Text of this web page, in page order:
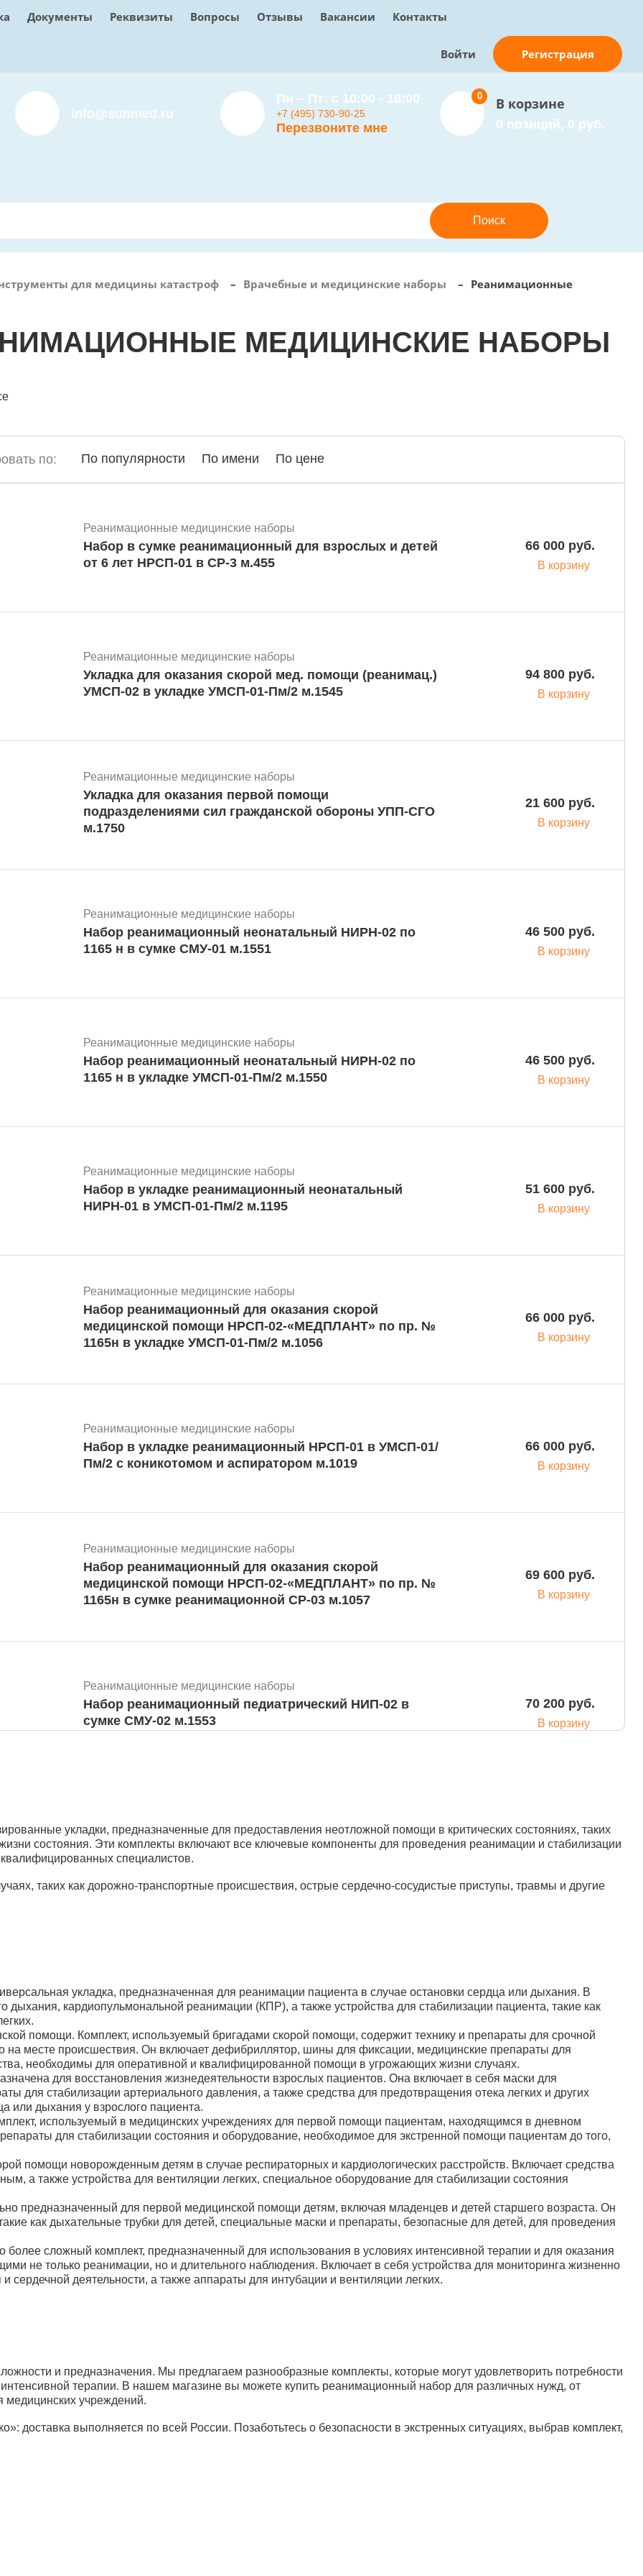
Документы Реквизиты Вопросы Отзывы Вакансии Контакты
Войти Регистрация
info@sunmed.ru
Пн – Пт: с 10:00 - 18:00
+7 (495) 730-90-25
Перезвоните мне
В корзине
0 позиций, 0 руб.
0
для медицины катастроф – Врачебные и медицинские наборы – Реанимационные
МЕДИЦИНСКИЕ НАБОРЫ
по: По популярности По имени По цене
Реанимационные медицинские наборы
Набор в сумке реанимационный для взрослых и детей
от 6 лет НРСП-01 в СР-3 м.455
66 000 руб.
В корзину
Реанимационные медицинские наборы
Укладка для оказания скорой мед. помощи (реанимац.)
УМСП-02 в укладке УМСП-01-Пм/2 м.1545
94 800 руб.
В корзину
Реанимационные медицинские наборы
Укладка для оказания первой помощи
подразделениями сил гражданской обороны УПП-СГО
м.1750
21 600 руб.
В корзину
Реанимационные медицинские наборы
Набор реанимационный неонатальный НИРН-02 по
1165 н в сумке СМУ-01 м.1551
46 500 руб.
В корзину
Реанимационные медицинские наборы
Набор реанимационный неонатальный НИРН-02 по
1165 н в укладке УМСП-01-Пм/2 м.1550
46 500 руб.
В корзину
Реанимационные медицинские наборы
Набор в укладке реанимационный неонатальный
НИРН-01 в УМСП-01-Пм/2 м.1195
51 600 руб.
В корзину
Реанимационные медицинские наборы
Набор реанимационный для оказания скорой
медицинской помощи НРСП-02-«МЕДПЛАНТ» по пр. №
1165н в укладке УМСП-01-Пм/2 м.1056
66 000 руб.
В корзину
Реанимационные медицинские наборы
Набор в укладке реанимационный НРСП-01 в УМСП-01/
Пм/2 с коникотомом и аспиратором м.1019
66 000 руб.
В корзину
Реанимационные медицинские наборы
Набор реанимационный для оказания скорой
медицинской помощи НРСП-02-«МЕДПЛАНТ» по пр. №
1165н в сумке реанимационной СР-03 м.1057
69 600 руб.
В корзину
Реанимационные медицинские наборы
Набор реанимационный педиатрический НИП-02 в
сумке СМУ-02 м.1553
70 200 руб.
В корзину
Набор реанимационный педиатрический НИП-02 в
укладке УМСП-01-Пм/2 м.1552
70 200 руб.
В корзину
Реанимационные медицинские наборы
Набор реанимационный НРСП-02 в укладке УМСП-01-
Пм/2 м.1547
73 200 руб.
Набор реанимационный для оказания скорой
медицинской помощи НРСП-02-«МЕДПЛАНТ» по пр. №
1165н в рюкзаке медицинском универсальном РМУ-04
м.1058
78 000 руб.
В корзину
укладки, предназначенные для предоставления неотложной помощи в критических состояниях, таких
состояния. Эти комплекты включают все ключевые компоненты для проведения реанимации и стабилизации
специалистов.
таких как дорожно-транспортные происшествия, острые сердечно-сосудистые приступы, травмы и другие
укладка, предназначенная для реанимации пациента в случае остановки сердца или дыхания. В
дыхания, кардиопульмональной реанимации (КПР), а также устройства для стабилизации пациента, такие как
помощи. Комплект, используемый бригадами скорой помощи, содержит технику и препараты для срочной
на месте происшествия. Он включает дефибриллятор, шины для фиксации, медицинские препараты для
необходимы для оперативной и квалифицированной помощи в угрожающих жизни случаях.
для восстановления жизнедеятельности взрослых пациентов. Она включает в себя маски для
для стабилизации артериального давления, а также средства для предотвращения отека легких и других
или дыхания у взрослого пациента.
используемый в медицинских учреждениях для первой помощи пациентам, находящимся в дневном
для стабилизации состояния и оборудование, необходимое для экстренной помощи пациентам до того,
помощи новорожденным детям в случае респираторных и кардиологических расстройств. Включает средства
а также устройства для вентиляции легких, специальное оборудование для стабилизации состояния
предназначенный для первой медицинской помощи детям, включая младенцев и детей старшего возраста. Он
как дыхательные трубки для детей, специальные маски и препараты, безопасные для детей, для проведения
сложный комплект, предназначенный для использования в условиях интенсивной терапии и для оказания
не только реанимации, но и длительного наблюдения. Включает в себя устройства для мониторинга жизненно
деятельности, а также аппараты для интубации и вентиляции легких.
и предназначения. Мы предлагаем разнообразные комплекты, которые могут удовлетворить потребности
терапии. В нашем магазине вы можете купить реанимационный набор для различных нужд, от
учреждений.
выполняется по всей России. Позаботьтесь о безопасности в экстренных ситуациях, выбрав комплект,